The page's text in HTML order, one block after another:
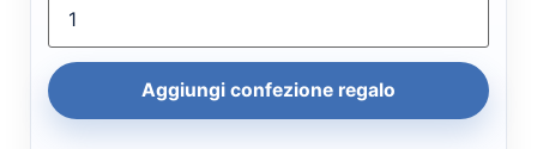
Aggiungi confezione regalo